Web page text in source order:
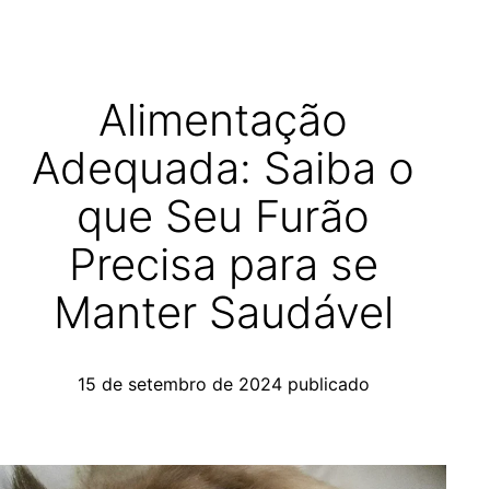
Alimentação
Adequada: Saiba o
que Seu Furão
Precisa para se
Manter Saudável
15 de setembro de 2024publicado